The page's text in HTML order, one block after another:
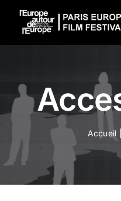
Passer
Accueil